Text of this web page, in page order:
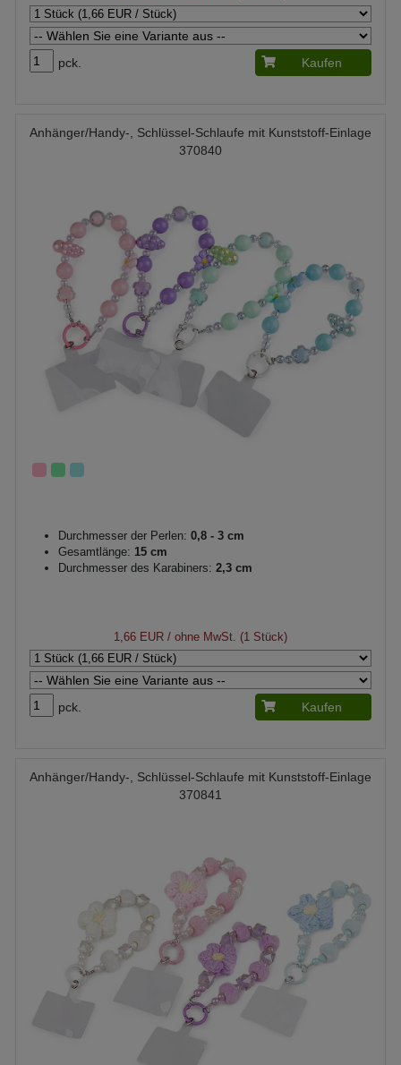
pck. Kaufen
Anhänger/Handy-, Schlüssel-Schlaufe mit Kunststoff-Einlage
370840
Durchmesser der Perlen: 0,8 - 3 cm
Gesamtlänge: 15 cm
Durchmesser des Karabiners: 2,3 cm
1,66 EUR / ohne MwSt. (1 Stück)
pck. Kaufen
Anhänger/Handy-, Schlüssel-Schlaufe mit Kunststoff-Einlage
370841